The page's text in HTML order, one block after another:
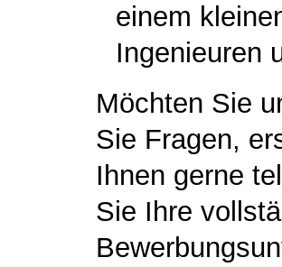
einem
Ingenieuren
Möchten Sie
Sie Fragen,
Ihnen gerne
Sie Ihre